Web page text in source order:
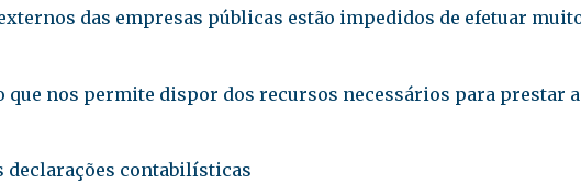
das empresas públicas estão impedidos de efetuar
que nos permite dispor dos recursos necessários para prestar
declarações contabilísticas